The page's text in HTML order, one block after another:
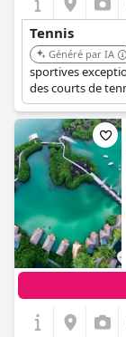
Tennis
Généré par IA
sportives
des courts de
expérience
et des